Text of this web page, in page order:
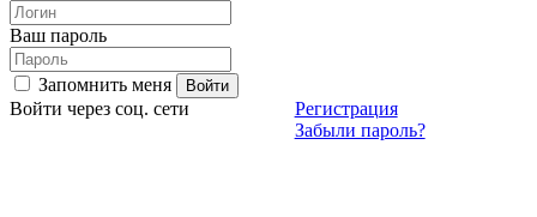
Ваш пароль
Запомнить меня
Регистрация
Забыли пароль?
Войти через соц. сети